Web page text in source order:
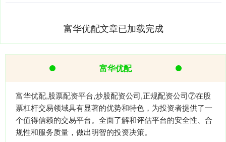
富华优配文章已加载完成
富华优配
富华优配,股票配资平台,炒股配资公司,正规配资公司⑦在股
票杠杆交易领域具有显著的优势和特色，为投资者提供了一
个值得信赖的交易平台。全面了解和评估平台的安全性、合
规性和服务质量，做出明智的投资决策。